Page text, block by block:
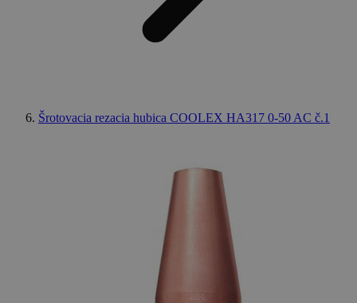
Šrotovacia rezacia hubica COOLEX HA317 0-50 AC č.1